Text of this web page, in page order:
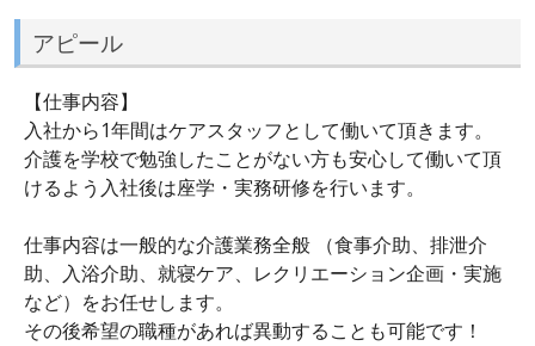
アピール
【仕事内容】
入社から1年間はケアスタッフとして働いて頂きます。
介護を学校で勉強したことがない方も安心して働いて頂
けるよう入社後は座学・実務研修を行います。
仕事内容は⼀般的な介護業務全般 （⾷事介助、排泄介
助、入浴介助、就寝ケア、レクリエーション企画・実施
など）をお任せします。
その後希望の職種があれば異動することも可能です！